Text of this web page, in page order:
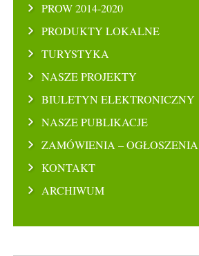
PROW 2014-2020
PRODUKTY LOKALNE
TURYSTYKA
NASZE PROJEKTY
BIULETYN ELEKTRONICZNY
NASZE PUBLIKACJE
ZAMÓWIENIA – OGŁOSZENIA
KONTAKT
ARCHIWUM